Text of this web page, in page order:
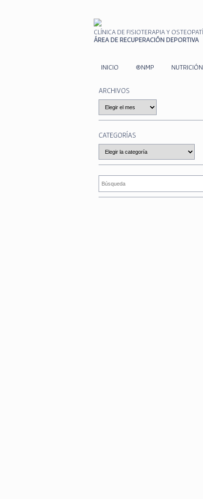
CLÍNICA DE FISIOTERAPIA Y
ÁREA DE RECUPERACIÓN DEPORTIVA
INICIO ®NMP
ARCHIVOS
Archivos
CATEGORÍAS
Categorías